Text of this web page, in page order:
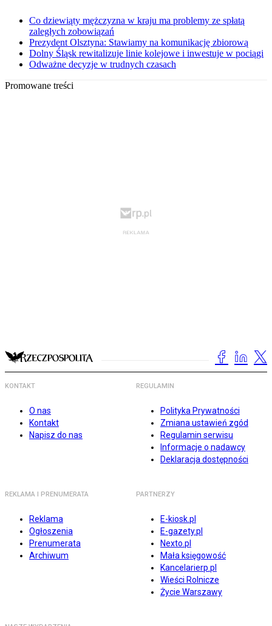
Co dziewiąty mężczyzna w kraju ma problemy ze spłatą
zaległych zobowiązań
Prezydent Olsztyna: Stawiamy na komunikację zbiorową
Dolny Śląsk rewitalizuje linie kolejowe i inwestuje w pociągi
Odważne decyzje w trudnych czasach
Promowane treści
KONTAKT
O nas
Kontakt
Napisz do nas
REGULAMIN
Polityka Prywatności
Zmiana ustawień zgód
Regulamin serwisu
Informacje o nadawcy
Deklaracja dostępności
REKLAMA I PRENUMERATA
Reklama
Ogłoszenia
Prenumerata
Archiwum
PARTNERZY
E-kiosk.pl
E-gazety.pl
Nexto.pl
Mała księgowość
Kancelarierp.pl
Wieści Rolnicze
Życie Warszawy